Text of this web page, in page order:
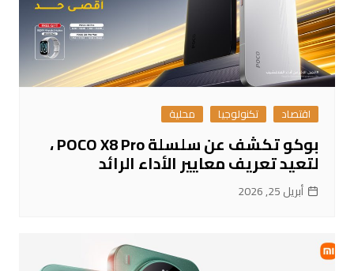
اقتصاد تكنولوجيا محلية
بوكو تكشف عن سلسلة POCO X8 Pro ،
لتعيد تعريف معايير الأداء الرائد
أبريل 25, 2026